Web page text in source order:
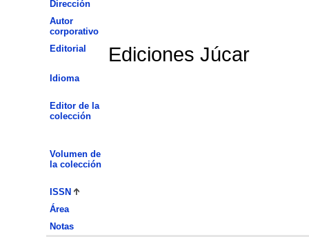
Dirección
Autor
corporativo
Editorial
Ediciones Júcar
Idioma
Editor de la
colección
Volumen de
la colección
ISSN
Área
Notas